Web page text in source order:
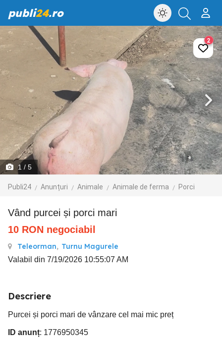
publi24.ro
1 / 5
Publi24 Anunțuri Animale Animale de ferma Porci
2
Vând purcei și porci mari
10 RON negociabil
Teleorman, Turnu Magurele
Valabil din 7/19/2026 10:55:07 AM
Descriere
Purcei și porci mari de vânzare cel mai mic preț
ID anunț: 1776950345